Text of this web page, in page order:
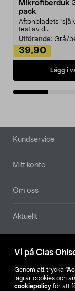
Vi på Clas
Genom att trycka
lagrar cookies och
cookiepolicy för att
Mikrofiberduk
pack
Aftonbladets
test av d...
Utförande: Grå/
39,90
Lägg i
Sidfot
Kundservice
Mitt konto
Om oss
Aktuellt